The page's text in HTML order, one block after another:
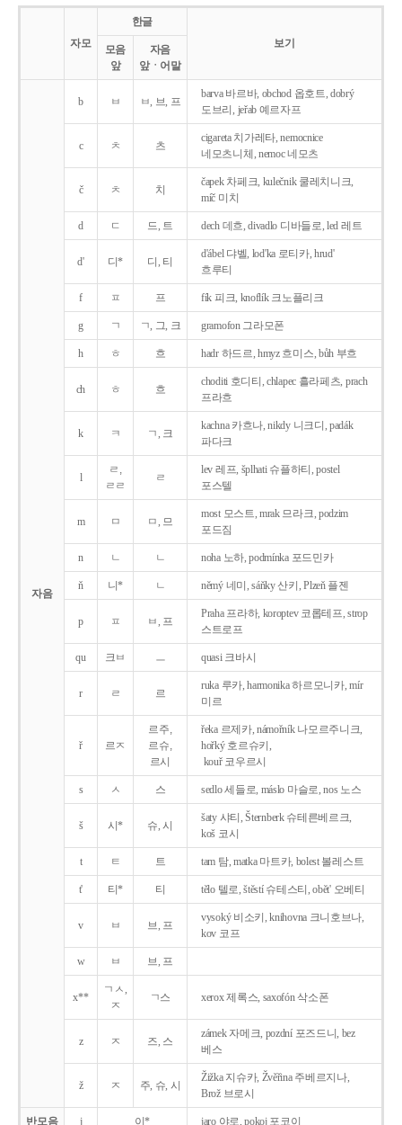
자모
한글
보기
모음
앞
자음
앞ㆍ어말
자음
b ㅂ ㅂ, 브, 프
barva 바르바, obchod 옵호트, dobrý
도브리, jeřab 예르자프
c ㅊ 츠
cigareta 치가레타, nemocnice
네모츠니체, nemoc 네모츠
č ㅊ 치
čapek 차페크, kulečnik 쿨레치니크,
míč 미치
d ㄷ 드, 트 dech 데흐, divadlo 디바들로, led 레트
d' 디* 디, 티
d'ábel 댜벨, lod'ka 로티카, hrud'
흐루티
f ㅍ 프 fík 피크, knoflík 크노플리크
g ㄱ ㄱ, 그, 크 gramofon 그라모폰
h ㅎ 흐 hadr 하드르, hmyz 흐미스, bůh 부흐
ch ㅎ 흐
choditi 호디티, chlapec 흘라페츠, prach
프라흐
k ㅋ ㄱ, 크
kachna 카흐나, nikdy 니크디, padák
파다크
l
ㄹ,
ㄹㄹ
ㄹ
lev 레프, šplhati 슈플하티, postel
포스텔
m ㅁ ㅁ, 므
most 모스트, mrak 므라크, podzim
포드짐
n ㄴ ㄴ noha 노하, podmínka 포드민카
ň 니* ㄴ němý 네미, sáňky 산키, Plzeň 플젠
p ㅍ ㅂ, 프
Praha 프라하, koroptev 코롭테프, strop
스트로프
qu 크ㅂ ㅡ quasi 크바시
r ㄹ 르
ruka 루카, harmonika 하르모니카, mír
미르
ř 르ㅈ
르주,
르슈,
르시
řeka 르제카, námořník 나모르주니크,
hořký 호르슈키,
kouř 코우르시
s ㅅ 스 sedlo 세들로, máslo 마슬로, nos 노스
š 시* 슈, 시
šaty 샤티, Šternberk 슈테른베르크,
koš 코시
t ㅌ 트 tam 탐, matka 마트카, bolest 볼레스트
t' 티* 티 tělo 텔로, štěstí 슈테스티, obět' 오베티
v ㅂ 브, 프
vysoký 비소키, knihovna 크니호브나,
kov 코프
w ㅂ 브, 프
x**
ㄱㅅ,
ㅈ
ㄱ스 xerox 제록스, saxofón 삭소폰
z ㅈ 즈, 스
zámek 자메크, pozdní 포즈드니, bez
베스
ž ㅈ 주, 슈, 시
Žižka 지슈카, Žvěřina 주베르지나,
Brož 브로시
반모음 j 이* jaro 야로, pokoj 포코이